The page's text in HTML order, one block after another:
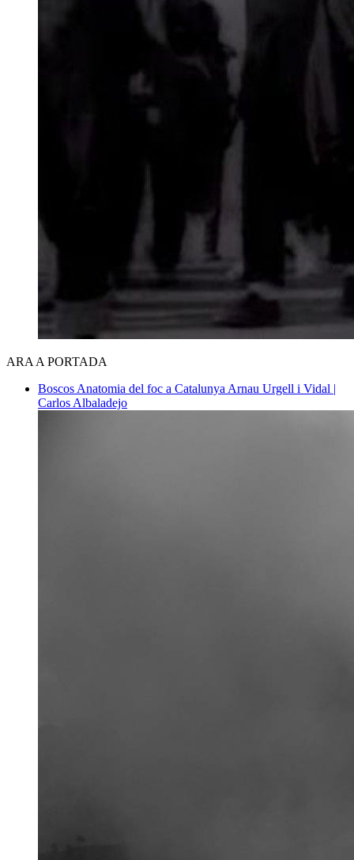
ARA A PORTADA
Boscos Anatomia del foc a Catalunya Arnau Urgell i Vidal |
Carlos Albaladejo